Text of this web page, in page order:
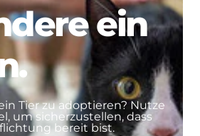
ein
Tier zu adoptieren? Nutze
um sicherzustellen, dass
bereit bist.